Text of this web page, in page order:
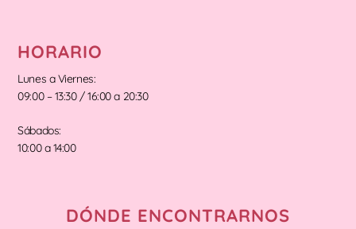
HORARIO
Lunes a Viernes:
09:00 – 13:30 / 16:00 a 20:30
Sábados:
10:00 a 14:00
DÓNDE ENCONTRARNOS